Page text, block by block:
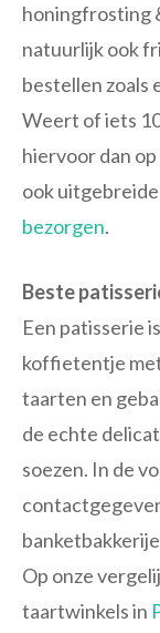
honingfrosting
natuurlijk ook
bestellen zoals
Weert of iets
hiervoor dan
ook
bezorgen.
Beste
Een patisserie
koffietentje
taarten en
de echte
soezen. In de
Op onze
taartwinkels in